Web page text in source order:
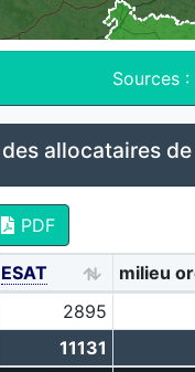
Sources :
allocataires de
PDF
ESAT
milieu
2895
11131